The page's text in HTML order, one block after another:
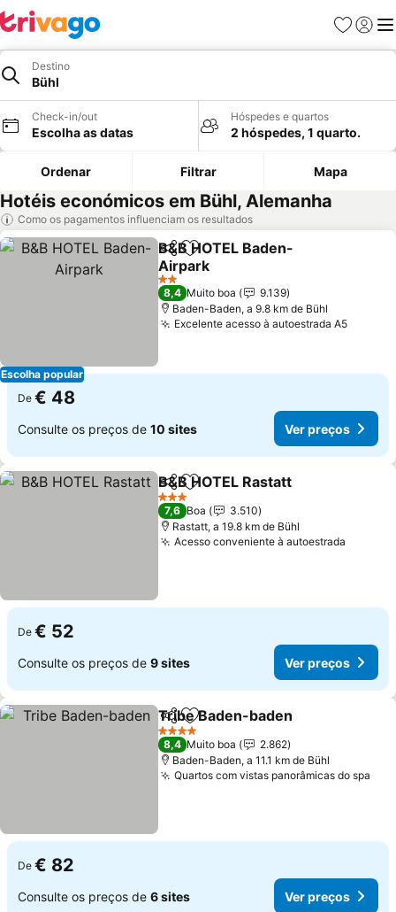
Favoritos
Iniciar
Destino
Bühl
Check-in/out
Escolha as datas
Hóspedes e quartos
2 hóspedes, 1 quarto.
Ordenar Filtrar Mapa
Hotéis económicos em Bühl, Alemanha
Como os pagamentos influenciam os resultados
Escolha popular
PartilharAdicionar aos favoritos
B&B HOTEL Baden-
Airpark
2 Estrelas
8,4 Muito boa
9.139
Baden-Baden, a 9.8 km de Bühl
Excelente acesso à autoestrada A5
De € 48
Consulte os preços de 10 sites Ver preços
PartilharAdicionar aos favoritos
B&B HOTEL Rastatt
3 Estrelas
7,6 Boa
3.510
Rastatt, a 19.8 km de Bühl
Acesso conveniente à autoestrada
De € 52
Consulte os preços de 9 sites Ver preços
PartilharAdicionar aos favoritos
Tribe Baden-baden
4 Estrelas
8,4 Muito boa
2.862
Baden-Baden, a 11.1 km de Bühl
Quartos com vistas panorâmicas do spa
De € 82
Consulte os preços de 6 sites Ver preços